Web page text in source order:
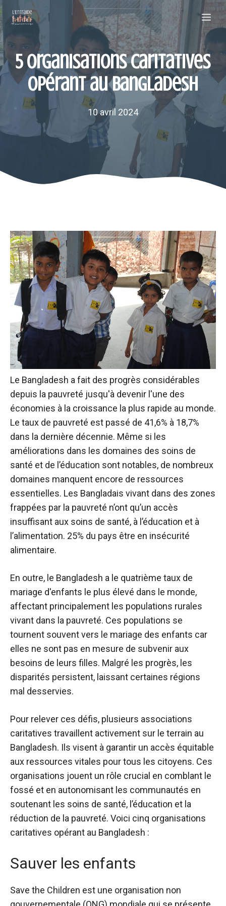
Aller
au
contenu
5 organisations caritatives
opérant au Bangladesh
10 avril 2024
Le Bangladesh a fait des progrès considérables
depuis la pauvreté jusqu'à devenir l'une des
économies à la croissance la plus rapide au monde.
Le taux de pauvreté est passé de 41,6% à 18,7%
dans la dernière décennie. Même si les
améliorations dans les domaines des soins de
santé et de l’éducation sont notables, de nombreux
domaines manquent encore de ressources
essentielles. Les Bangladais vivant dans des zones
frappées par la pauvreté n’ont qu’un accès
insuffisant aux soins de santé, à l’éducation et à
l’alimentation. 25% du pays être en insécurité
alimentaire.
En outre, le Bangladesh a le quatrième taux de
mariage d'enfants le plus élevé dans le monde,
affectant principalement les populations rurales
vivant dans la pauvreté. Ces populations se
tournent souvent vers le mariage des enfants car
elles ne sont pas en mesure de subvenir aux
besoins de leurs filles. Malgré les progrès, les
disparités persistent, laissant certaines régions
mal desservies.
Pour relever ces défis, plusieurs associations
caritatives travaillent activement sur le terrain au
Bangladesh. Ils visent à garantir un accès équitable
aux ressources vitales pour tous les citoyens. Ces
organisations jouent un rôle crucial en comblant le
fossé et en autonomisant les communautés en
soutenant les soins de santé, l’éducation et la
réduction de la pauvreté. Voici cinq organisations
caritatives opérant au Bangladesh :
Sauver les enfants
Save the Children est une organisation non